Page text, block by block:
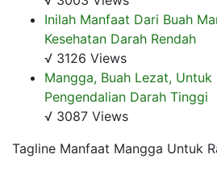
Inilah Manfaat Dari Buah
Kesehatan Darah Rendah
√ 3126 Views
Mangga, Buah Lezat, Untuk
Pengendalian Darah Tinggi
√ 3087 Views
Tagline Manfaat Mangga Untuk